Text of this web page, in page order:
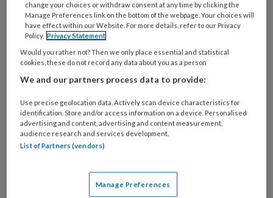
rijtjewaar je als voetenspecialist op moet
lettentijdens het tennistoernooi op
Wimbledon. En: het risico dat topspelers lopen
tijdens hun wedstrijden, loopt iedereen die
een tennisracket oppakt. “Elke service begint
Gwynne. “Bij elke rally verplaats je je gewicht
ergens tussen je hiel en je voorvoet. In
tegenstelling tot sporten met lineaire
een constante belasting uit op je voeten en
enkels. Een belasting die in alle richtingen kan
change your choices or withdraw consent at any time by clicking the
Manage Preferences link on the bottom of the webpage. Your choices will
have effect within our Website. For more details, refer to our Privacy
Policy. Privacy Statement
Would you rather not? Then we only place essential and statistical
cookies, these do not record any data about you as a person
We and our partners process data to provide:
Use precise geolocation data. Actively scan device characteristics for
identification. Store and/or access information on a device. Personalised
advertising and content, advertising and content measurement,
audience research and services development.
List of Partners (vendors)
Manage Preferences